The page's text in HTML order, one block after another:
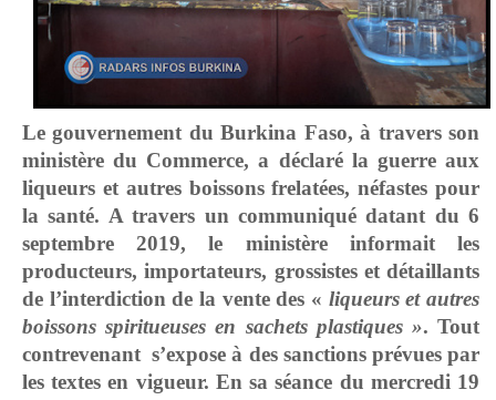
Le gouvernement du Burkina Faso, à travers son
ministère du Commerce, a déclaré la guerre aux
liqueurs et autres boissons frelatées, néfastes pour
la santé. A travers un communiqué datant du 6
septembre 2019, le ministère informait les
producteurs, importateurs, grossistes et détaillants
de l’interdiction de la vente des « liqueurs et autres
boissons spiritueuses en sachets plastiques ». Tout
contrevenant s’expose à des sanctions prévues par
les textes en vigueur. En sa séance du mercredi 19